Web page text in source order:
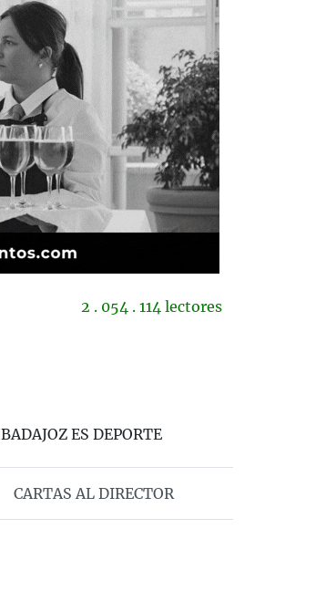
2 . 054 . 114 lectores
BADAJOZ ES DEPORTE
CARTAS AL DIRECTOR